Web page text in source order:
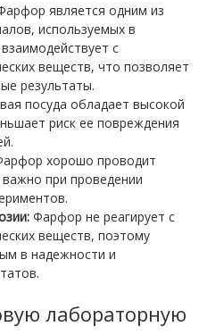
является одним из
используемых в
с
веществ, что позволяет
результаты.
посуда обладает высокой
риск ее повреждения
хорошо проводит
при проведении
Фарфор не реагирует с
веществ, поэтому
в надежности и
лабораторную